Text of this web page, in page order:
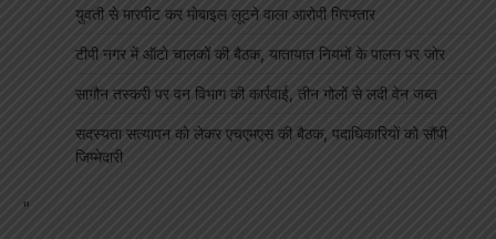
युवती से मारपीट कर मोबाइल लूटने वाला आरोपी गिरफ्तार
टीपी नगर में ऑटो चालकों की बैठक, यातायात नियमों के पालन पर जोर
सागौन तस्करी पर वन विभाग की कार्रवाई, तीन गोलों से लदी वेन जब्त
सदस्यता सत्यापन को लेकर एचएमएस की बैठक, पदाधिकारियों को सौंपी
जिम्मेदारी
"